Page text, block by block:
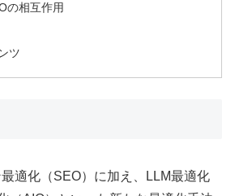
の相互作用
ツ
適化（SEO）に加え、LLM最適化